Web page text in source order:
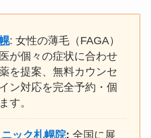
: 女性の薄毛（FAGA）
が個々の症状に合わせ
を提案、無料カウンセ
ン対応を完全予約・個
す。
ック札幌院: 全国に展